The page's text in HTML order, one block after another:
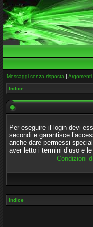
Messaggi senza risposta | Argomenti
Indice
Per eseguire il login devi
secondi e garantisce
anche dare permessi
aver letto i termini d’uso e
Condizioni
Indice